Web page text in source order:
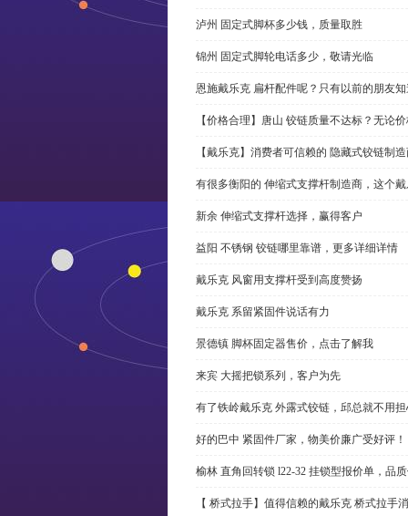
泸州 固定式脚杯多少钱，质量取胜
锦州 固定式脚轮电话多少，敬请光临
恩施戴乐克 扁杆配件呢？只有以前的朋友
【价格合理】唐山 铰链质量不达标？无论
【戴乐克】消费者可信赖的 隐藏式铰链制
有很多衡阳的 伸缩式支撑杆制造商，这个
新余 伸缩式支撑杆选择，赢得客户
益阳 不锈钢 铰链哪里靠谱，更多详细详情
戴乐克 风窗用支撑杆受到高度赞扬
戴乐克 系留紧固件说话有力
景德镇 脚杯固定器售价，点击了解我
来宾 大摇把锁系列，客户为先
有了铁岭戴乐克 外露式铰链，邱总就不用
好的巴中 紧固件厂家，物美价廉广受好评！
榆林 直角回转锁 l22-32 挂锁型报价单，品
【 桥式拉手】值得信赖的戴乐克 桥式拉手